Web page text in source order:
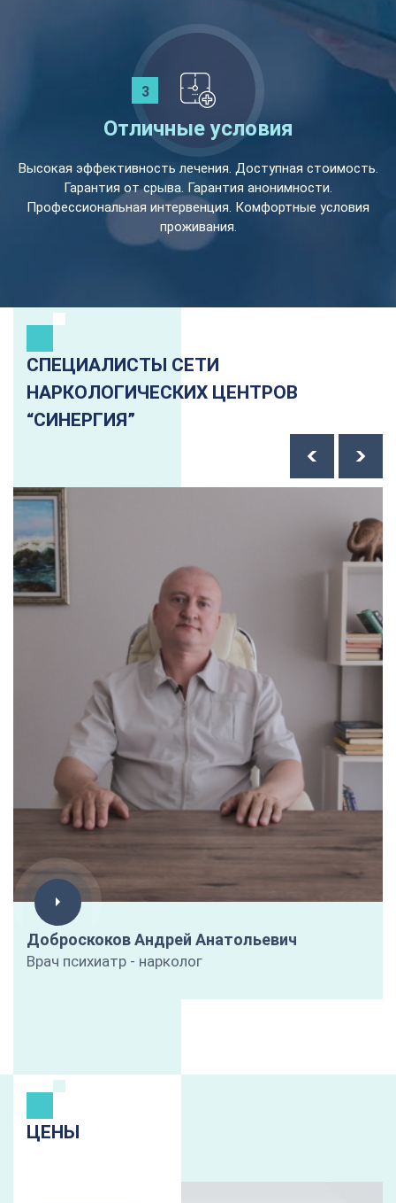
Отличные условия
Высокая эффективность лечения. Доступная стоимость.
Гарантия от срыва. Гарантия анонимности.
Профессиональная интервенция. Комфортные условия
проживания.
СПЕЦИАЛИСТЫ СЕТИ
НАРКОЛОГИЧЕСКИХ ЦЕНТРОВ
“СИНЕРГИЯ”
Доброскоков Андрей Анатольевич
Врач психиатр - нарколог
ЦЕНЫ